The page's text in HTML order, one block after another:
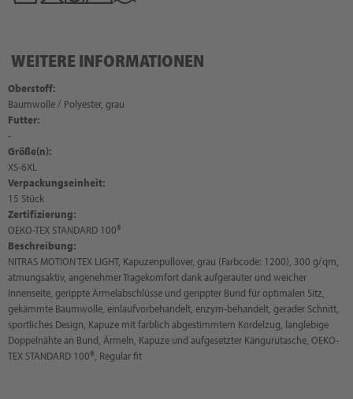
WEITERE INFORMATIONEN
Oberstoff:
Baumwolle / Polyester, grau
Futter:
-
Größe(n):
XS-6XL
Verpackungseinheit:
15 Stück
Zertifizierung:
OEKO-TEX STANDARD 100®
Beschreibung:
NITRAS MOTION TEX LIGHT, Kapuzenpullover, grau (Farbcode: 1200), 300 g/qm,
atmungsaktiv, angenehmer Tragekomfort dank aufgerauter und weicher
Innenseite, gerippte Ärmelabschlüsse und gerippter Bund für optimalen Sitz,
gekämmte Baumwolle, einlaufvorbehandelt, enzym-behandelt, gerader Schnitt,
sportliches Design, Kapuze mit farblich abgestimmtem Kordelzug, langlebige
Doppelnähte an Bund, Ärmeln, Kapuze und aufgesetzter Kängurutasche, OEKO-
TEX STANDARD 100®, Regular fit